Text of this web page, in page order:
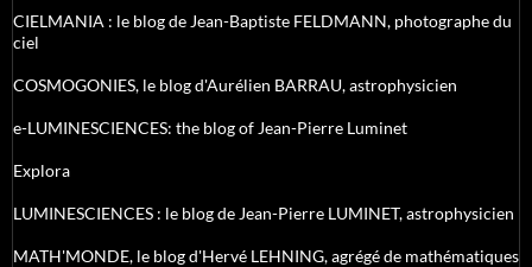
CIELMANIA : le blog de Jean-Baptiste FELDMANN, photographe du
ciel
COSMOGONIES, le blog d'Aurélien BARRAU, astrophysicien
e-LUMINESCIENCES: the blog of Jean-Pierre Luminet
Explora
LUMINESCIENCES : le blog de Jean-Pierre LUMINET, astrophysicien
MATH'MONDE, le blog d'Hervé LEHNING, agrégé de mathématiques